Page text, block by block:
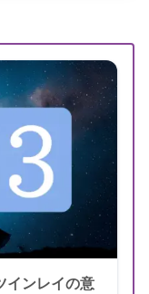
インレイの意